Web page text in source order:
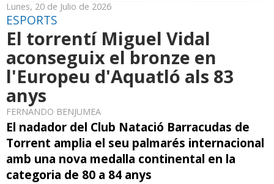
Lunes, 20 de Julio de 2026
ESPORTS
El torrentí Miguel Vidal
aconseguix el bronze en
l'Europeu d'Aquatló als 83
anys
FERNANDO BENJUMEA
El nadador del Club Natació Barracudas de
Torrent amplia el seu palmarés internacional
amb una nova medalla continental en la
categoria de 80 a 84 anys